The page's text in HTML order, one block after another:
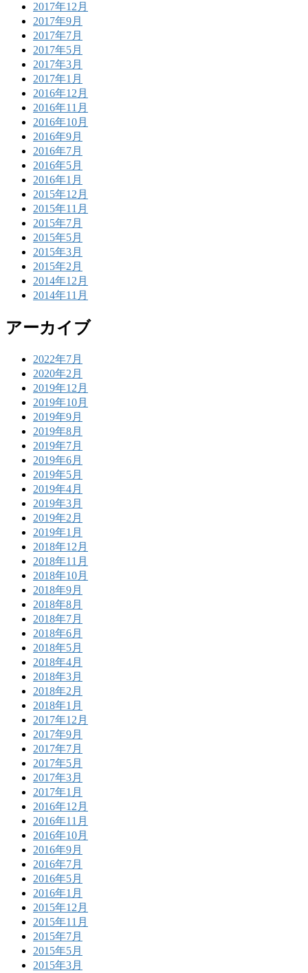
2017年12月
2017年9月
2017年7月
2017年5月
2017年3月
2017年1月
2016年12月
2016年11月
2016年10月
2016年9月
2016年7月
2016年5月
2016年1月
2015年12月
2015年11月
2015年7月
2015年5月
2015年3月
2015年2月
2014年12月
2014年11月
アーカイブ
2022年7月
2020年2月
2019年12月
2019年10月
2019年9月
2019年8月
2019年7月
2019年6月
2019年5月
2019年4月
2019年3月
2019年2月
2019年1月
2018年12月
2018年11月
2018年10月
2018年9月
2018年8月
2018年7月
2018年6月
2018年5月
2018年4月
2018年3月
2018年2月
2018年1月
2017年12月
2017年9月
2017年7月
2017年5月
2017年3月
2017年1月
2016年12月
2016年11月
2016年10月
2016年9月
2016年7月
2016年5月
2016年1月
2015年12月
2015年11月
2015年7月
2015年5月
2015年3月